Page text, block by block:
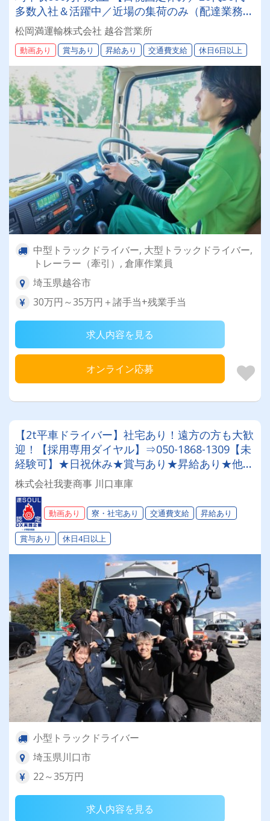
多数入社＆活躍中／近場の集荷のみ（配達業務無
し）】【100周年に向けて】おかげさまで設立77
周年1000人規模の会社で一緒に働きませんか?!ま
つおかまんの未来を担うドライバー積極採用中！
松岡満運輸株式会社 越谷営業所
動画あり 賞与あり 昇給あり 交通費支給 休日6日以上
中型トラックドライバー, 大型トラックドライバー,
トレーラー（牽引）, 倉庫作業員
埼玉県越谷市
30万円～35万円＋諸手当+残業手当
求人内容を見る
オンライン応募
【2t平車ドライバー】社宅あり！遠方の方も大歓
迎！【採用専用ダイヤル】⇒050-1868-1309【未
経験可】★日祝休み★賞与あり★昇給あり★他福
利厚生も充実★毎年増車＆専属車貸与の安定環
境！あなたに合ったお仕事がここにあります◎
株式会社我妻商事 川口車庫
動画あり 寮・社宅あり 交通費支給 昇給あり
賞与あり 休日4日以上
小型トラックドライバー
埼玉県川口市
22～35万円
求人内容を見る